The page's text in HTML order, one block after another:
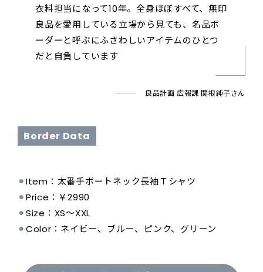
衣料担当になって10年。全身ほぼすべて、無印
良品を愛用している立場から見ても、名品ボ
ーダーと呼ぶにふさわしいアイテムのひとつ
だと自負しています
良品計画 広報課 関根純子さん
Border Data
⚫︎Item：太番手ボートネック長袖Ｔシャツ
⚫︎Price：￥2990
⚫︎Size：XS～XXL
⚫︎Color：ネイビー、ブルー、ピンク、グリーン